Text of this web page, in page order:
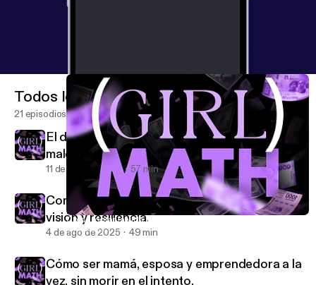
Como lograr la vida que tanto soñaste, con visión y resiliencia.
Girl Math.
Todos los episodios
21 episodios
El dinero en tu vida: una bendición o una
maldición.
11 de ago de 2025 57 min
Como lograr la vida que tanto soñaste, con
visión y resiliencia.
4 de ago de 2025 49 min
Cómo ser mamá, esposa y emprendedora a la
vez, sin morir en el intento.